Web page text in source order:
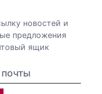
новостей и
предложения
ящик